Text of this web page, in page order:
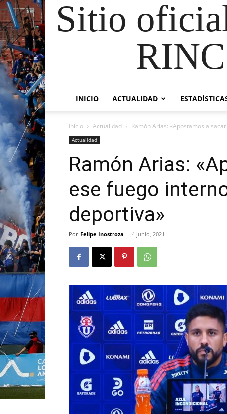
Sitio
INICIO ACTUALIDAD
Inicio Actualidad Ramón Arias: «Apostamos a
Actualidad
Ramón Arias:
ese fuego
deportiva»
Por Felipe Inostroza - 4 junio, 2021